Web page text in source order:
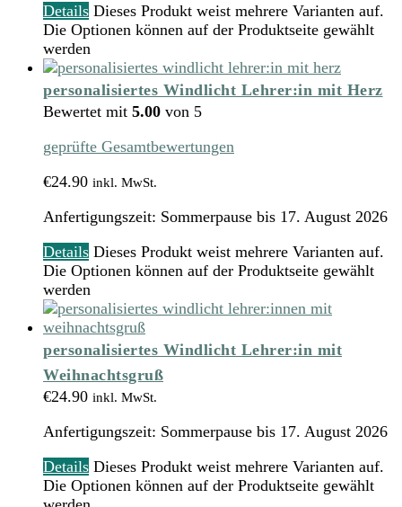
Details Dieses Produkt weist mehrere Varianten auf.
Die Optionen können auf der Produktseite gewählt
werden
personalisiertes Windlicht Lehrer:in mit Herz
Bewertet mit 5.00 von 5
geprüfte Gesamtbewertungen
€24.90 inkl. MwSt.
Anfertigungszeit: Sommerpause bis 17. August 2026
Details Dieses Produkt weist mehrere Varianten auf.
Die Optionen können auf der Produktseite gewählt
werden
personalisiertes Windlicht Lehrer:in mit
Weihnachtsgruß
€24.90 inkl. MwSt.
Anfertigungszeit: Sommerpause bis 17. August 2026
Details Dieses Produkt weist mehrere Varianten auf.
Die Optionen können auf der Produktseite gewählt